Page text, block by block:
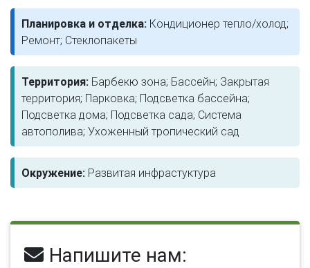
Планировка и отделка: Кондиционер тепло/холод;
Ремонт; Стеклопакеты
Территория: Барбекю зона; Бассейн; Закрытая
территория; Парковка; Подсветка бассейна;
Подсветка дома; Подсветка сада; Система
автополива; Ухоженный тропический сад
Окружение: Развитая инфрастуктура
Напишите нам: